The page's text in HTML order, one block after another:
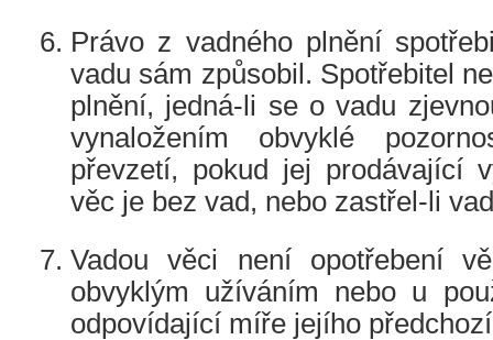
Právo z vadného plnění
vadu sám způsobil. Spotřebitel
plnění, jedná-li se o vadu
vynaložením obvyklé
převzetí, pokud jej prodávající
věc je bez vad, nebo zastřel-li
Vadou věci není opotřebení
obvyklým užíváním nebo u
odpovídající míře jejího